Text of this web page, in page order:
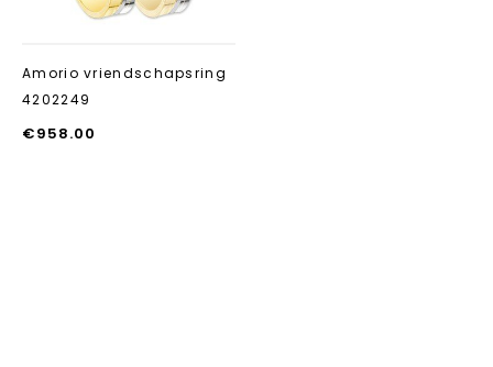
Amorio vriendschapsring
4202249
€958.00